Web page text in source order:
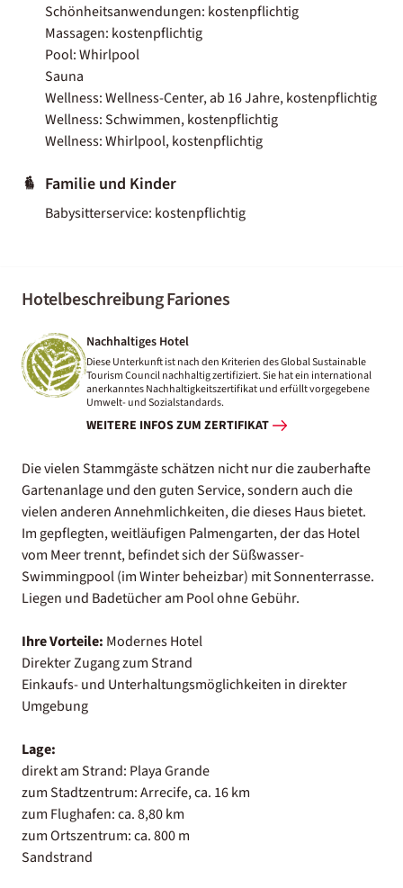
Schönheitsanwendungen: kostenpflichtig
Massagen: kostenpflichtig
Pool: Whirlpool
Sauna
Wellness: Wellness-Center, ab 16 Jahre, kostenpflichtig
Wellness: Schwimmen, kostenpflichtig
Wellness: Whirlpool, kostenpflichtig
Familie und Kinder
Babysitterservice: kostenpflichtig
Hotelbeschreibung Fariones
Nachhaltiges Hotel
Diese Unterkunft ist nach den Kriterien des Global Sustainable
Tourism Council nachhaltig zertifiziert. Sie hat ein international
anerkanntes Nachhaltigkeitszertifikat und erfüllt vorgegebene
Umwelt- und Sozialstandards.
WEITERE INFOS ZUM ZERTIFIKAT
Die vielen Stammgäste schätzen nicht nur die zauberhafte
Gartenanlage und den guten Service, sondern auch die
vielen anderen Annehmlichkeiten, die dieses Haus bietet.
Im gepflegten, weitläufigen Palmengarten, der das Hotel
vom Meer trennt, befindet sich der Süßwasser-
Swimmingpool (im Winter beheizbar) mit Sonnenterrasse.
Liegen und Badetücher am Pool ohne Gebühr.
Ihre Vorteile: Modernes Hotel
Direkter Zugang zum Strand
Einkaufs- und Unterhaltungsmöglichkeiten in direkter
Umgebung
Lage:
direkt am Strand: Playa Grande
zum Stadtzentrum: Arrecife, ca. 16 km
zum Flughafen: ca. 8,80 km
zum Ortszentrum: ca. 800 m
Sandstrand